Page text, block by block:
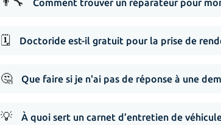
Comment trouver un réparateur pour
🗓️ Doctoride est-il gratuit pour la prise de
🤔 Que faire si je n'ai pas de réponse à une
💡 À quoi sert un carnet d’entretien de